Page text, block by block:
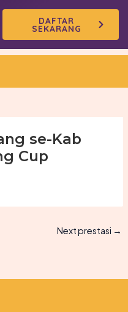
DAFTAR
SEKARANG
se-Kab
Cup
Next prestasi →